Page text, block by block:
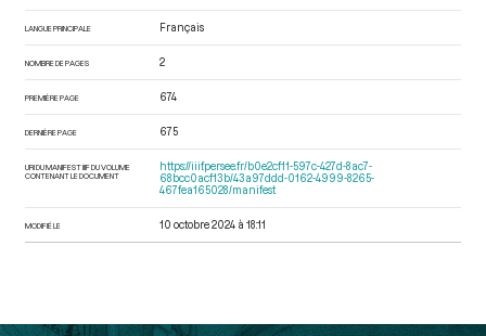
LANGUE PRINCIPALE Français
NOMBRE DE PAGES 2
PREMIÈRE PAGE 674
DERNIÈRE PAGE 675
URI DU MANIFEST IIIF DU VOLUME
CONTENANT LE DOCUMENT
https://iiif.persee.fr/b0e2cf11-597c-427d-8ac7-
68bcc0acf13b/43a97ddd-0162-4999-8265-
467fea165028/manifest
MODIFIÉ LE 10 octobre 2024 à 18:11